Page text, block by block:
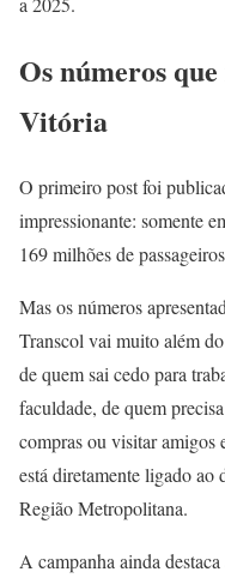
Os números
Vitória
O primeiro post foi
impressionante: somente
169 milhões de
Mas os números
Transcol vai muito além
de quem sai cedo para
faculdade, de quem
compras ou visitar amigos
está diretamente ligado ao
Região Metropolitana.
A campanha ainda